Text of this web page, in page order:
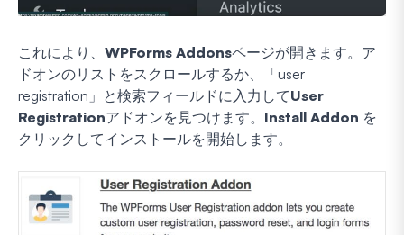
これにより、 WPForms Addonsページが開きます。ア
ドオンのリストをスクロールするか、「user
registration」と検索フィールドに入力してUser
Registrationアドオンを見つけます。 Install Addon を
クリックしてインストールを開始します。